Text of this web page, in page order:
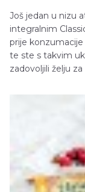
Još jedan u nizu
integralnim
prije
te ste s takvim
zadovoljili želju